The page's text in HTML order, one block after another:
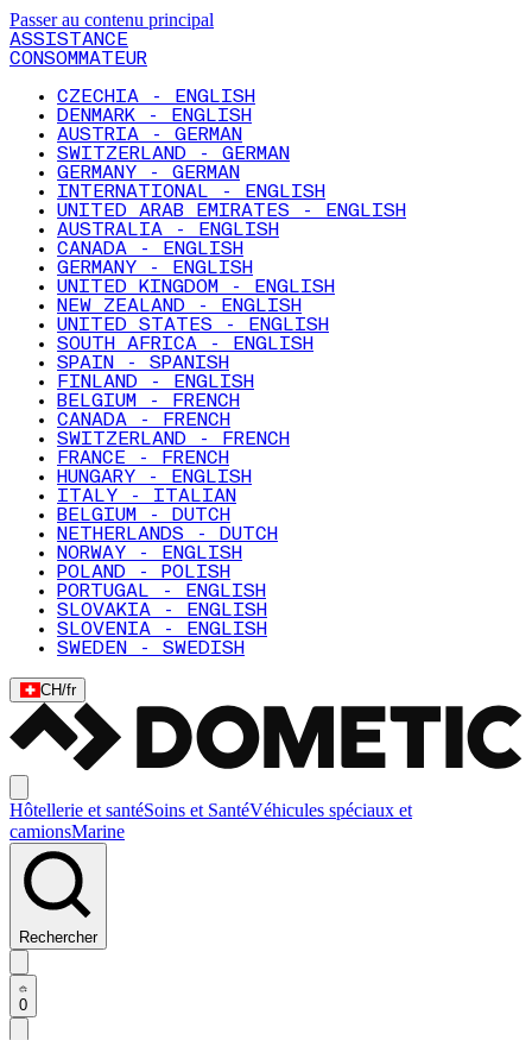
Passer au contenu principal
ASSISTANCE
CONSOMMATEUR
CZECHIA - ENGLISH
DENMARK - ENGLISH
AUSTRIA - GERMAN
SWITZERLAND - GERMAN
GERMANY - GERMAN
INTERNATIONAL - ENGLISH
UNITED ARAB EMIRATES - ENGLISH
AUSTRALIA - ENGLISH
CANADA - ENGLISH
GERMANY - ENGLISH
UNITED KINGDOM - ENGLISH
NEW ZEALAND - ENGLISH
UNITED STATES - ENGLISH
SOUTH AFRICA - ENGLISH
SPAIN - SPANISH
FINLAND - ENGLISH
BELGIUM - FRENCH
CANADA - FRENCH
SWITZERLAND - FRENCH
FRANCE - FRENCH
HUNGARY - ENGLISH
ITALY - ITALIAN
BELGIUM - DUTCH
NETHERLANDS - DUTCH
NORWAY - ENGLISH
POLAND - POLISH
PORTUGAL - ENGLISH
SLOVAKIA - ENGLISH
SLOVENIA - ENGLISH
SWEDEN - SWEDISH
CH/fr
Hôtellerie et santéSoins et SantéVéhicules spéciaux et
camionsMarine
Rechercher
0